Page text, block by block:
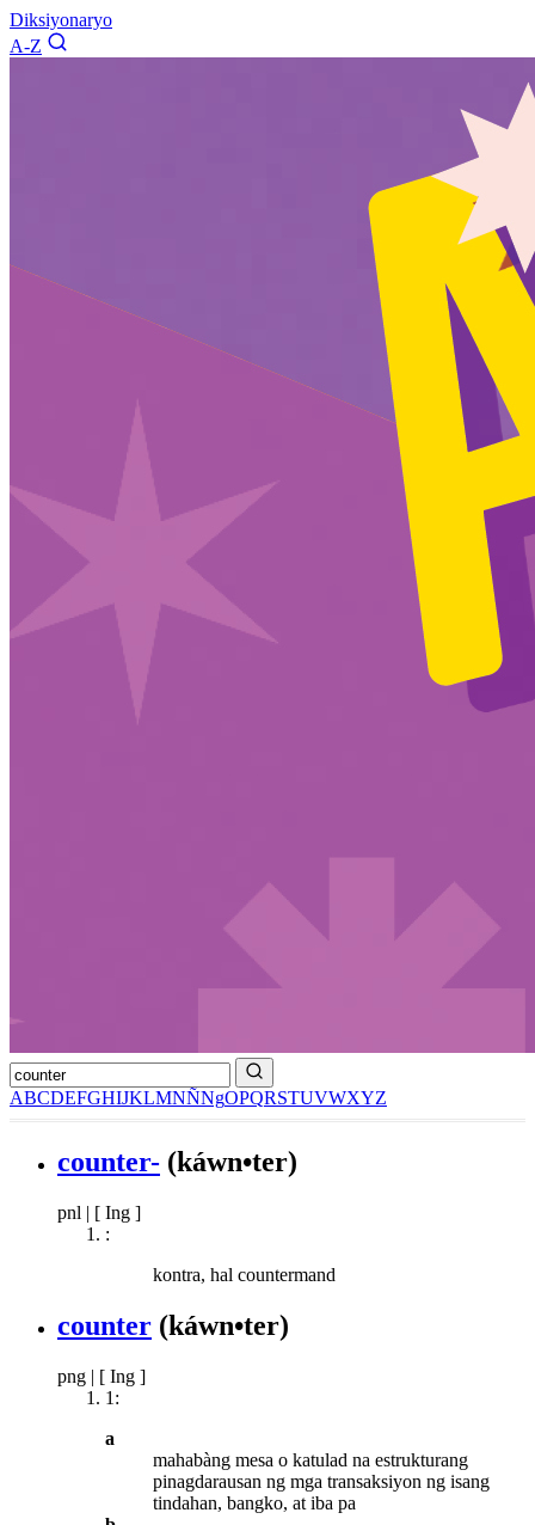
Diksiyonaryo
A-Z
ABCDEFGHIJKLMNÑNgOPQRSTUVWXYZ
counter- (káwn•ter)
pnl | [ Ing ]
:
kontra, hal countermand
counter (káwn•ter)
png | [ Ing ]
1:
a
mahabàng mesa o katulad na estrukturang
pinagdarausan ng mga transaksiyon ng isang
tindahan, bangko, at iba pa